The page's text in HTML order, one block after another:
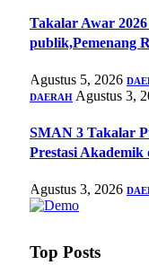
Takalar Awar
publik,Pemenang
Agustus 5, 2026
DAERAH Agustus 3,
SMAN 3 Takalar
Prestasi
Agustus 3, 2026
Top Posts